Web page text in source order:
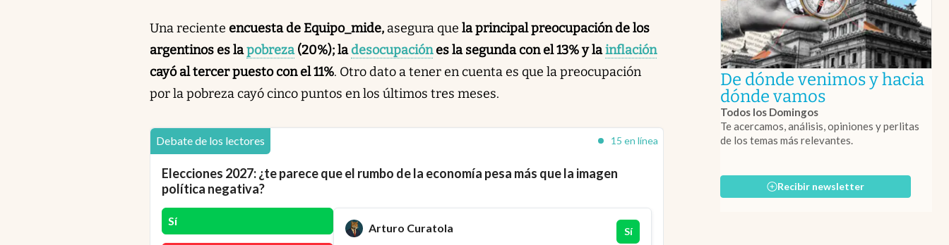
Una reciente encuesta de Equipo_mide, asegura que la principal preocupación de los
argentinos es lapobreza(20%); ladesocupaciónes la segunda con el 13% y lainflación
cayó al tercer puesto con el 11%. Otro dato a tener en cuenta es que la preocupación
por la pobreza cayó cinco puntos en los últimos tres meses.
Debate de los lectores 15 en línea
Elecciones 2027: ¿te parece que el rumbo de la economía pesa más que la imagen
política negativa?
Sí
Arturo Curatola
Sí
De dónde venimos y hacia
dónde vamosabre en nueva
Todos los Domingos
Te acercamos, análisis, opiniones y perlitas
de los temas más relevantes.
Recibir newsletter